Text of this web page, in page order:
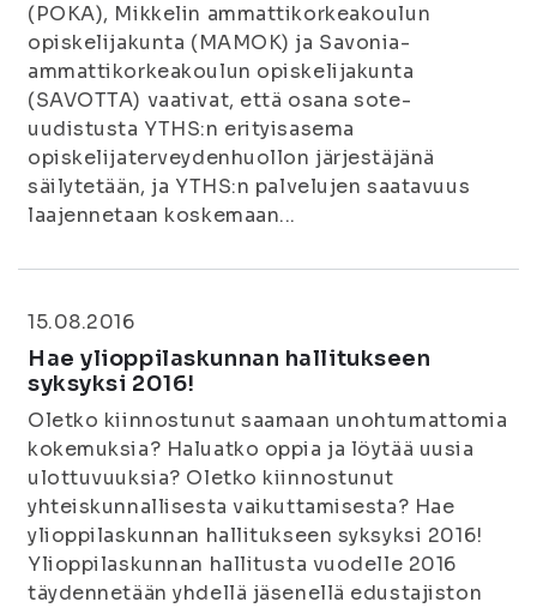
(POKA), Mikkelin ammattikorkeakoulun
opiskelijakunta (MAMOK) ja Savonia-
ammattikorkeakoulun opiskelijakunta
(SAVOTTA) vaativat, että osana sote-
uudistusta YTHS:n erityisasema
opiskelijaterveydenhuollon järjestäjänä
säilytetään, ja YTHS:n palvelujen saatavuus
laajennetaan koskemaan...
15.08.2016
Hae ylioppilaskunnan hallitukseen
syksyksi 2016!
Oletko kiinnostunut saamaan unohtumattomia
kokemuksia? Haluatko oppia ja löytää uusia
ulottuvuuksia? Oletko kiinnostunut
yhteiskunnallisesta vaikuttamisesta? Hae
ylioppilaskunnan hallitukseen syksyksi 2016!
Ylioppilaskunnan hallitusta vuodelle 2016
täydennetään yhdellä jäsenellä edustajiston